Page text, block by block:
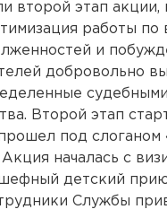
второй этап акции,
работы по
и
добровольно
Второй этап
под слоганом
началась с
детский
Службы